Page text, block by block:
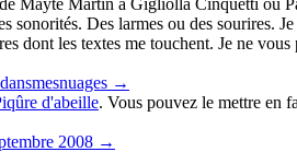
sonorités. Des larmes ou des sourires.
dont les textes me touchent. Je ne
→
d'abeille. Vous pouvez le mettre en
2008 →